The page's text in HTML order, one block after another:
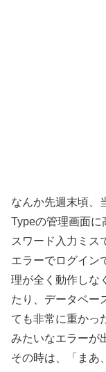
なんか先週末頃、
Typeの管理画面
スワード入力ミス
エラーでログイン
理が全く動作しな
たり、データベー
ても非常に重かっ
みたいなエラーが
その時は、「まあ